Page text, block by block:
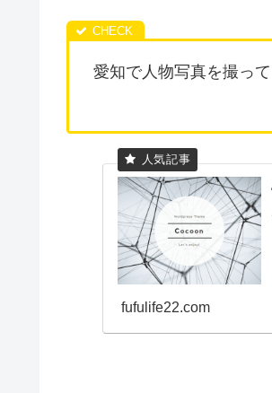
愛知で人物写真を撮っ
fufulife22.com